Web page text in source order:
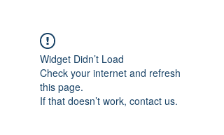
Widget Didn’t Load
Check your internet and refresh
this page.
If that doesn’t work, contact us.